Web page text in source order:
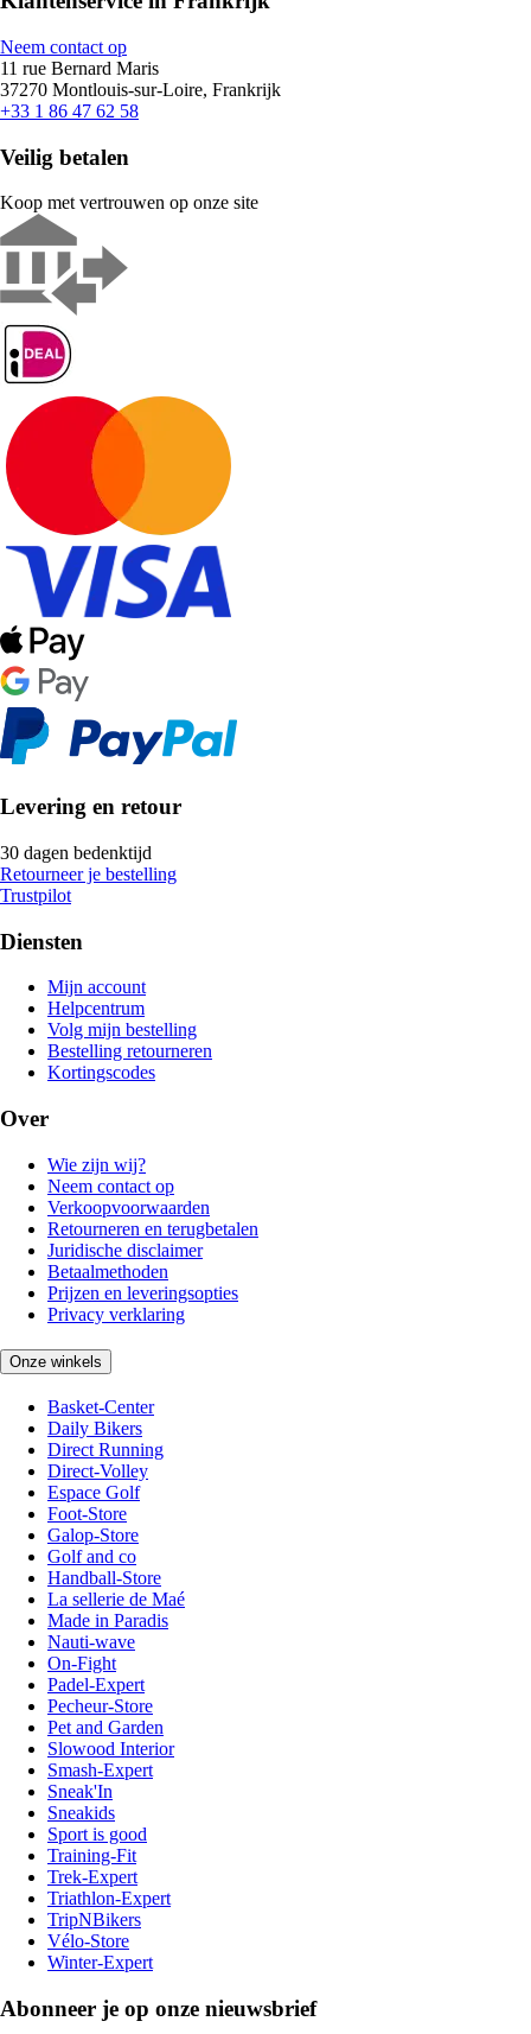
Neem contact op
11 rue Bernard Maris
37270 Montlouis-sur-Loire, Frankrijk
+33 1 86 47 62 58
Veilig betalen
Koop met vertrouwen op onze site
Levering en retour
30 dagen bedenktijd
Retourneer je bestelling
Trustpilot
Diensten
Mijn account
Helpcentrum
Volg mijn bestelling
Bestelling retourneren
Kortingscodes
Over
Wie zijn wij?
Neem contact op
Verkoopvoorwaarden
Retourneren en terugbetalen
Juridische disclaimer
Betaalmethoden
Prijzen en leveringsopties
Privacy verklaring
Onze winkels
Basket-Center
Daily Bikers
Direct Running
Direct-Volley
Espace Golf
Foot-Store
Galop-Store
Golf and co
Handball-Store
La sellerie de Maé
Made in Paradis
Nauti-wave
On-Fight
Padel-Expert
Pecheur-Store
Pet and Garden
Slowood Interior
Smash-Expert
Sneak'In
Sneakids
Sport is good
Training-Fit
Trek-Expert
Triathlon-Expert
TripNBikers
Vélo-Store
Winter-Expert
Abonneer je op onze nieuwsbrief